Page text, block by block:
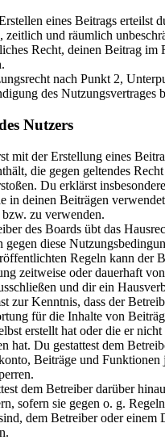
eines Beitrags erteilst
zeitlich und räumlich
Recht, deinen Beitrag im
nach Punkt 2,
des Nutzungsvertrages
Nutzers
mit der Erstellung eines
die gegen geltendes
Du erklärst
in deinen Beiträgen
bzw. zu verwenden.
des Boards übt das
gegen diese
Regeln kann der
zeitweise oder dauerhaft
und dir ein
zur Kenntnis, dass der
für die Inhalte von
erstellt hat oder die er
hat. Du gestattest dem
Beiträge und Funktionen
dem Betreiber darüber
sofern sie gegen o. g.
dem Betreiber oder einem